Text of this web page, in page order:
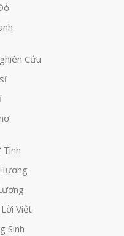
Cứu
Tình
Việt
Sinh